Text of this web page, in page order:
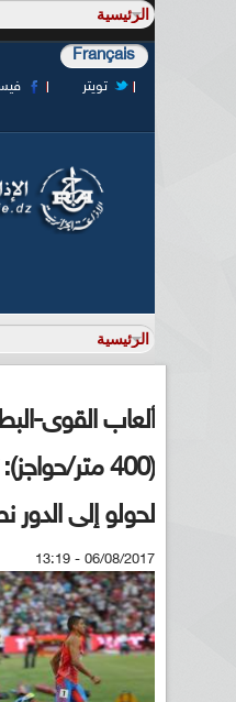
Français
تويتر
(400 متر/
لحولو إلى
06/08/2017 - 13:19